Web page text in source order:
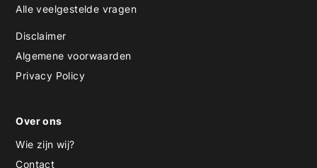
Alle veelgestelde vragen
Disclaimer
Algemene voorwaarden
Privacy Policy
Over ons
Wie zijn wij?
Contact